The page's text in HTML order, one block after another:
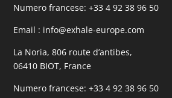
Numero francese:+33 4 92 38 96 50
Email : info@exhale-europe.com
La Noria, 806 route d’antibes,
06410 BIOT, France
Numero francese:+33 4 92 38 96 50